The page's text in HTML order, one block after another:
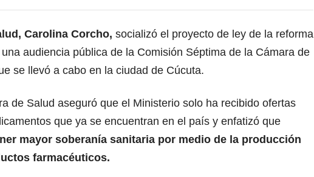
Carolina Corcho, socializó el proyecto de ley de la reforma
audiencia pública de la Comisión Séptima de la Cámara de
se llevó a cabo en la ciudad de Cúcuta.
de Salud aseguró que el Ministerio solo ha recibido ofertas
que ya se encuentran en el país y enfatizó que
mayor soberanía sanitaria por medio de la producción
farmacéuticos.